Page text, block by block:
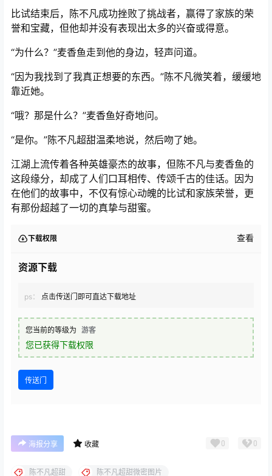
比试结束后，陈不凡成功挫败了挑战者，赢得了家族的荣
誉和宝藏，但他却并没有表现出太多的兴奋或得意。
“为什么？”麦香鱼走到他的身边，轻声问道。
“因为我找到了我真正想要的东西。”陈不凡微笑着，缓缓地
靠近她。
“哦？那是什么？”麦香鱼好奇地问。
“是你。”陈不凡超甜温柔地说，然后吻了她。
江湖上流传着各种英雄豪杰的故事，但陈不凡与麦香鱼的
这段缘分，却成了人们口耳相传、传颂千古的佳话。因为
在他们的故事中，不仅有惊心动魄的比试和家族荣誉，更
有那份超越了一切的真挚与甜蜜。
下载权限 查看
资源下载
ps： 点击传送门即可直达下载地址
您当前的等级为 游客
您已获得下载权限
传送门
海报分享 收藏 0 0
陈不凡超甜 陈不凡超甜微密图片